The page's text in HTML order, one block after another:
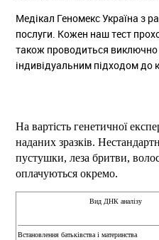
Медікал Геномекс Україна з
послуги. Кожен наш тест
також проводиться
індивідуальним підходом до
На вартість генетичної
наданих зразків.
пустушки, леза бритви,
оплачуються окремо.
Вид ДНК аналізу
Встановлення батьківства і материнства